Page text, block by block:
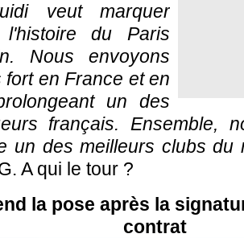
veut marquer
l'histoire du Paris
Nous envoyons
fort en France et en
un des
français. Ensemble,
un des meilleurs clubs du
A qui le tour ?
la pose après la
contrat